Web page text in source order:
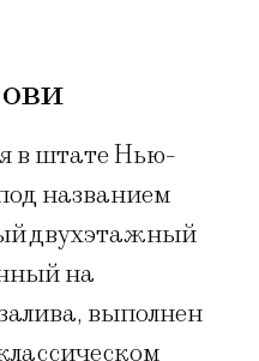
в штате Нью-
названием
двухэтажный
на
выполнен